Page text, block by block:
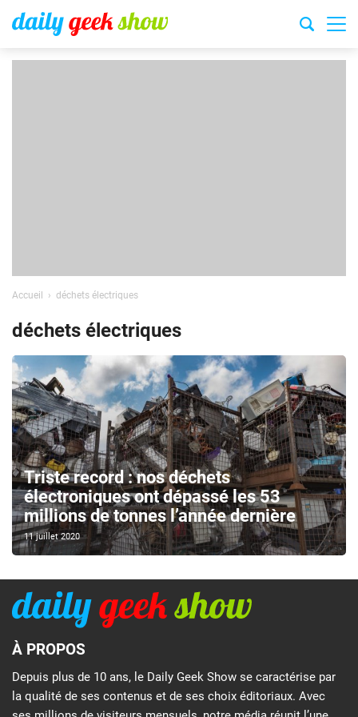
Accueil déchets électriques
déchets électriques
Triste record : nos déchets
électroniques ont dépassé les 53
millions de tonnes l’année dernière
11 juillet 2020
À PROPOS
Depuis plus de 10 ans, le Daily Geek Show se caractérise par
la qualité de ses contenus et de ses choix éditoriaux. Avec